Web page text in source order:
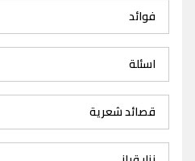
فوائد
اسئلة
قصائد شعرية